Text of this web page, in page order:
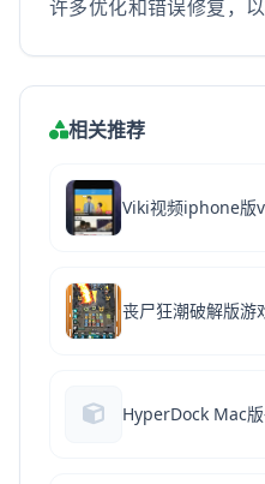
许多优化和错误修复，
相关推荐
Viki视频iphone版